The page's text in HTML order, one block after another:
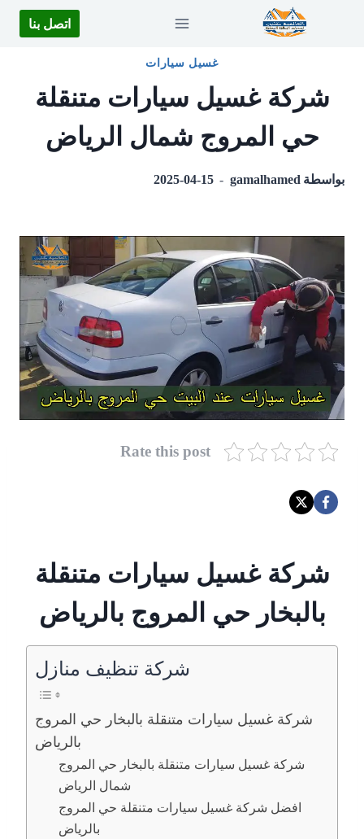
اتصل بنا
غسيل سيارات
شركة غسيل سيارات متنقلة
حي المروج شمال الرياض
بواسطة gamalhamed
2025-04-15
Rate this post
شركة غسيل سيارات متنقلة
بالبخار حي المروج بالرياض
شركة تنظيف منازل
شركة غسيل سيارات متنقلة بالبخار حي المروج
بالرياض
شركة غسيل سيارات متنقلة بالبخار حي المروج
شمال الرياض
افضل شركة غسيل سيارات متنقلة حي المروج
بالرياض